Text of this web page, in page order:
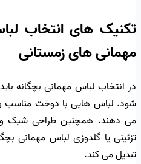
تکنیک های انتخاب
مهمانی های زمستانی
در انتخاب لباس مهمانی بچگانه
شود. لباس هایی با دوخت مناسب
می دهند. همچنین طراحی شیک و
تزئینی یا گلدوزی لباس مهمانی
تبدیل می کند.